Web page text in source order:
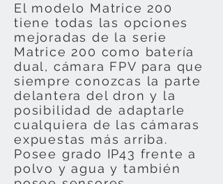
El modelo Matrice 200
tiene todas las opciones
mejoradas de la serie
Matrice 200 como batería
dual, cámara FPV para que
siempre conozcas la parte
delantera del dron y la
posibilidad de adaptarle
cualquiera de las cámaras
expuestas más arriba.
Posee grado IP43 frente a
polvo y agua y también